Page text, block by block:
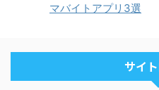
マバイトアプリ3選
サイ